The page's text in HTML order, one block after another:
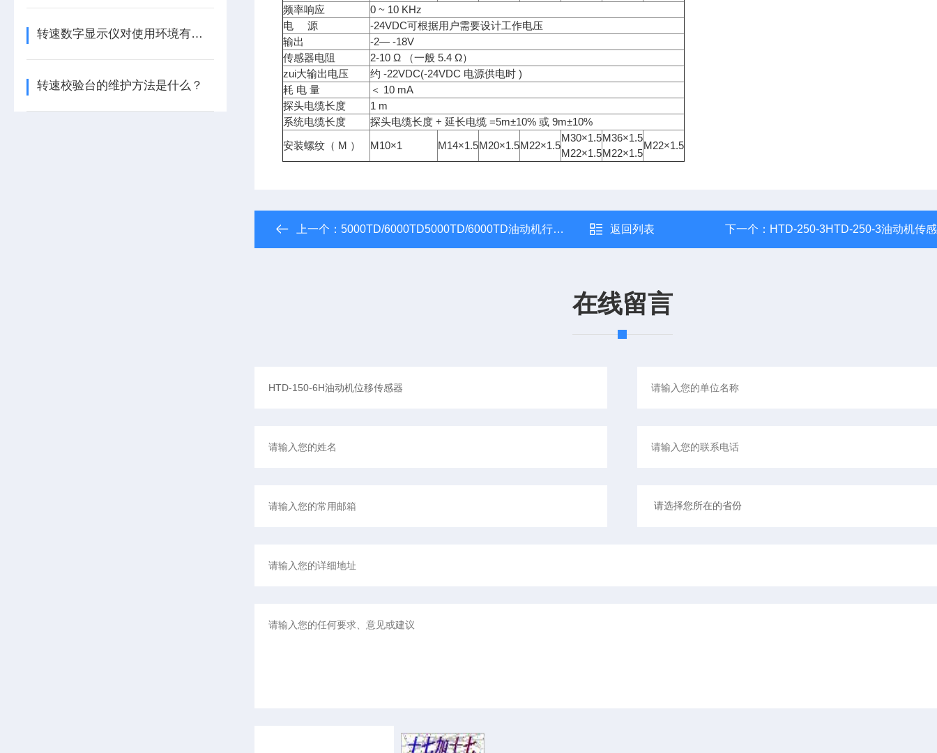
转速数字显示仪对使用环境有哪些要求
转速校验台的维护方法是什么？
频率响应
0 ~ 10 KHz
电 源
-24VDC可根据用户需要设计工作电压
输出
-2— -18V
传感器电阻
2-10 Ω （一般 5.4 Ω）
zui大输出电压
约 -22VDC(-24VDC 电源供电时 )
耗 电 量
＜ 10 mA
探头电缆长度
1 m
系统电缆长度
探头电缆长度 + 延长电缆 =5m±10% 或 9m±10%
安装螺纹（ M ）
M10×1 M14×1.5M20×1.5M22×1.5
M30×1.5
M22×1.5
M36×1.5
M22×1.5
M22×1.5
上一个： 5000TD/6000TD5000TD/6000TD油动机行程传感器 返回列表 下一个： HTD-250-3HTD-250-3油动机传
在线留言